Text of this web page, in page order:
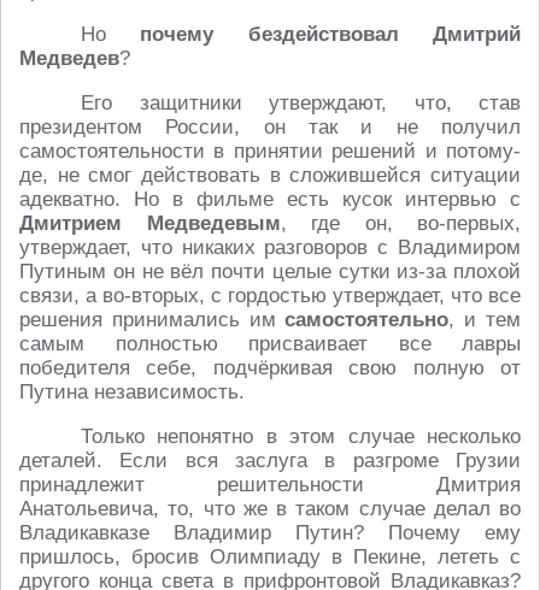
Но почему бездействовал Дмитрий
Медведев?
Его защитники утверждают, что, став
президентом России, он так и не получил
самостоятельности в принятии решений и потому-
де, не смог действовать в сложившейся ситуации
адекватно. Но в фильме есть кусок интервью с
Дмитрием Медведевым, где он, во-первых,
утверждает, что никаких разговоров с Владимиром
Путиным он не вёл почти целые сутки из-за плохой
связи, а во-вторых, с гордостью утверждает, что все
решения принимались имсамостоятельно, и тем
самым полностью присваивает все лавры
победителя себе, подчёркивая свою полную от
Путина независимость.
Только непонятно в этом случае несколько
деталей. Если вся заслуга в разгроме Грузии
принадлежит решительности Дмитрия
Анатольевича, то, что же в таком случае делал во
Владикавказе Владимир Путин? Почему ему
пришлось, бросив Олимпиаду в Пекине, лететь с
другого конца света в прифронтовой Владикавказ?